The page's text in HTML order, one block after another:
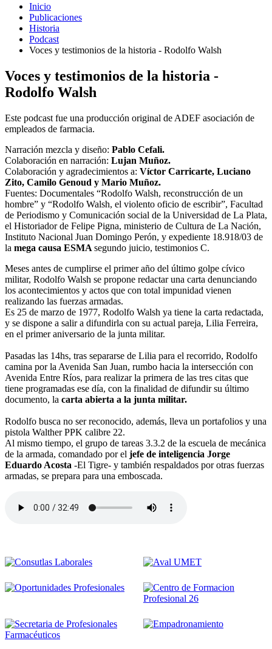
Inicio
Publicaciones
Historia
Podcast
Voces y testimonios de la historia - Rodolfo Walsh
Voces y testimonios de la historia -
Rodolfo Walsh
Este podcast fue una producción original de ADEF asociación de
empleados de farmacia.
Narración mezcla y diseño: Pablo Cefali.
Colaboración en narración: Lujan Muñoz.
Colaboración y agradecimientos a: Víctor Carricarte, Luciano
Zito, Camilo Genoud y Mario Muñoz.
Fuentes: Documentales “Rodolfo Walsh, reconstrucción de un
hombre” y “Rodolfo Walsh, el violento oficio de escribir”, Facultad
de Periodismo y Comunicación social de la Universidad de La Plata,
el Historiador de Felipe Pigna, ministerio de Cultura de La Nación,
Instituto Nacional Juan Domingo Perón, y expediente 18.918/03 de
la mega causa ESMA segundo juicio, testimonios C.
Meses antes de cumplirse el primer año del último golpe cívico
militar, Rodolfo Walsh se propone redactar una carta denunciando
los acontecimientos y actos que con total impunidad vienen
realizando las fuerzas armadas.
Es 25 de marzo de 1977, Rodolfo Walsh ya tiene la carta redactada,
y se dispone a salir a difundirla con su actual pareja, Lilia Ferreira,
en el primer aniversario de la junta militar.
Pasadas las 14hs, tras separarse de Lilia para el recorrido, Rodolfo
camina por la Avenida San Juan, rumbo hacia la intersección con
Avenida Entre Ríos, para realizar la primera de las tres citas que
tiene programadas ese día, con la finalidad de difundir su último
documento, la carta abierta a la junta militar.
Rodolfo busca no ser reconocido, además, lleva un portafolios y una
pistola Walther PPK calibre 22.
Al mismo tiempo, el grupo de tareas 3.3.2 de la escuela de mecánica
de la armada, comandado por el jefe de inteligencia Jorge
Eduardo Acosta -El Tigre- y también respaldados por otras fuerzas
armadas, se prepara para una emboscada.